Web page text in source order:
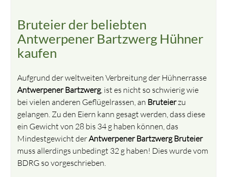
Bruteier der beliebten
Antwerpener Bartzwerg Hühner
kaufen
Aufgrund der weltweiten Verbreitung der Hühnerrasse
Antwerpener Bartzwerg, ist es nicht so schwierig wie
bei vielen anderen Geflügelrassen, an Bruteierzu
gelangen. Zu den Eiern kann gesagt werden, dass diese
ein Gewicht von 28 bis 34 g haben können, das
Mindestgewicht derAntwerpener BartzwergBruteier
muss allerdings unbedingt 32 g haben! Dies wurde vom
BDRG so vorgeschrieben.